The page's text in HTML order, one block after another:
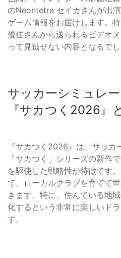
のNeontetra セイカさんが出
ゲーム情報をお届けします。
優佳さんから送られるビデオ
って見逃せない内容となるでし
サッカーシミュレ
『サカつく2026』
『サカつく2026』は、サッ
「サカつく」シリーズの新作
を駆使した戦略性が特徴です
て、ローカルクラブを育てて
きます。特に、住んでいる地
化するという非常に楽しいド
す。